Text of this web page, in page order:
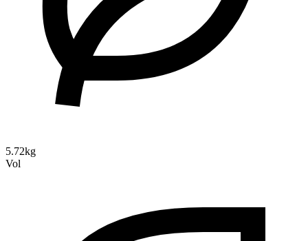
5.72kg
Vol